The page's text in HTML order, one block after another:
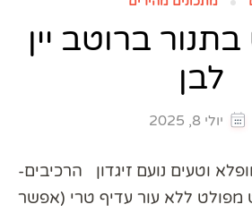
ברוטב יין
לבן
יולי 8, 2025
וטעים נועם זיגדון הרכיבים-
מפולט ללא עור עדיף טרי (אפשר